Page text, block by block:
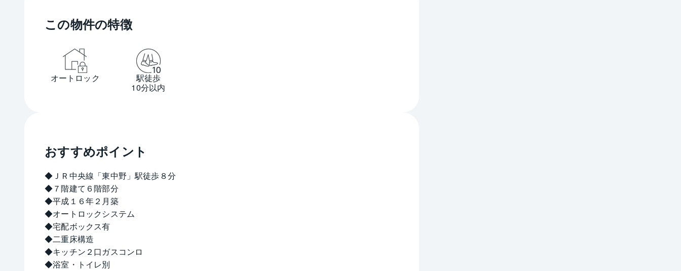
この物件の特徴
オートロック
駅徒歩
10分以内
おすすめポイント
◆ＪＲ中央線「東中野」駅徒歩８分
◆７階建て６階部分
◆平成１６年２月築
◆オートロックシステム
◆宅配ボックス有
◆二重床構造
◆キッチン２口ガスコンロ
◆浴室・トイレ別